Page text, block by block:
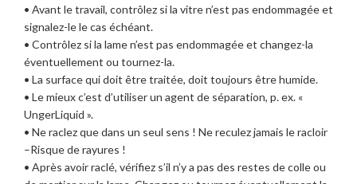
• Avant le travail, contrôlez si la vitre n’est pas endommagée et
signalez-le le cas échéant.
• Contrôlez si la lame n’est pas endommagée et changez-la
éventuellement ou tournez-la.
• La surface qui doit être traitée, doit toujours être humide.
• Le mieux c’est d’utiliser un agent de séparation, p. ex. «
UngerLiquid ».
• Ne raclez que dans un seul sens ! Ne reculez jamais le racloir
–Risque de rayures !
• Après avoir raclé, vérifiez s’il n’y a pas des restes de colle ou